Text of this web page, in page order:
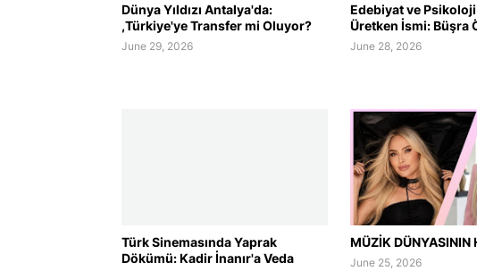
Dünya Yıldızı Antalya'da:
,Türkiye'ye Transfer mi Oluyor?
June 29, 2026
Edebiyat ve Psikoloji
Üretken İsmi: Büşra
June 28, 2026
Türk Sinemasında Yaprak
Dökümü: Kadir İnanır'a Veda
MÜZİK DÜNYASININ
June 25, 2026